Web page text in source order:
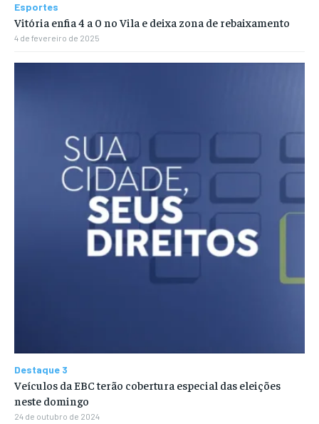
Esportes
Vitória enfia 4 a 0 no Vila e deixa zona de rebaixamento
4 de fevereiro de 2025
Destaque 3
Veículos da EBC terão cobertura especial das eleições
neste domingo
24 de outubro de 2024